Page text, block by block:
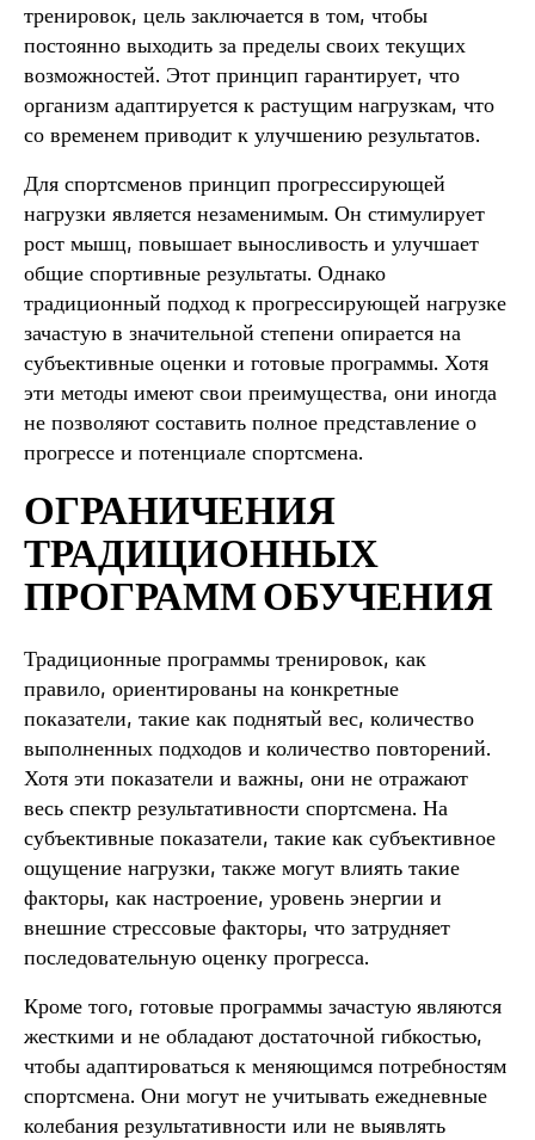
тренировок, цель заключается в том, чтобы
постоянно выходить за пределы своих текущих
возможностей. Этот принцип гарантирует, что
организм адаптируется к растущим нагрузкам, что
со временем приводит к улучшению результатов.
Для спортсменов принцип прогрессирующей
нагрузки является незаменимым. Он стимулирует
рост мышц, повышает выносливость и улучшает
общие спортивные результаты. Однако
традиционный подход к прогрессирующей нагрузке
зачастую в значительной степени опирается на
субъективные оценки и готовые программы. Хотя
эти методы имеют свои преимущества, они иногда
не позволяют составить полное представление о
прогрессе и потенциале спортсмена.
ОГРАНИЧЕНИЯ
ТРАДИЦИОННЫХ
ПРОГРАММ ОБУЧЕНИЯ
Традиционные программы тренировок, как
правило, ориентированы на конкретные
показатели, такие как поднятый вес, количество
выполненных подходов и количество повторений.
Хотя эти показатели и важны, они не отражают
весь спектр результативности спортсмена. На
субъективные показатели, такие как субъективное
ощущение нагрузки, также могут влиять такие
факторы, как настроение, уровень энергии и
внешние стрессовые факторы, что затрудняет
последовательную оценку прогресса.
Кроме того, готовые программы зачастую являются
жесткими и не обладают достаточной гибкостью,
чтобы адаптироваться к меняющимся потребностям
спортсмена. Они могут не учитывать ежедневные
колебания результативности или не выявлять